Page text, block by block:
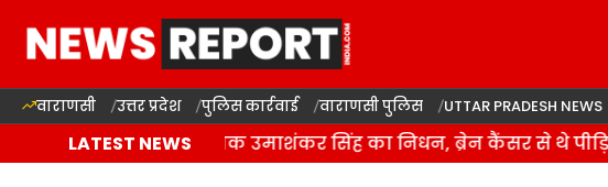
वाराणसी उत्तर प्रदेश पुलिस कार्रवाई वाराणसी पुलिस UTTAR PRADESH NEWS
LATEST NEWS
के इकलौते विधायक उमाशंकर सिंह का निधन, ब्रेन कैंसर से थे पीड़ित